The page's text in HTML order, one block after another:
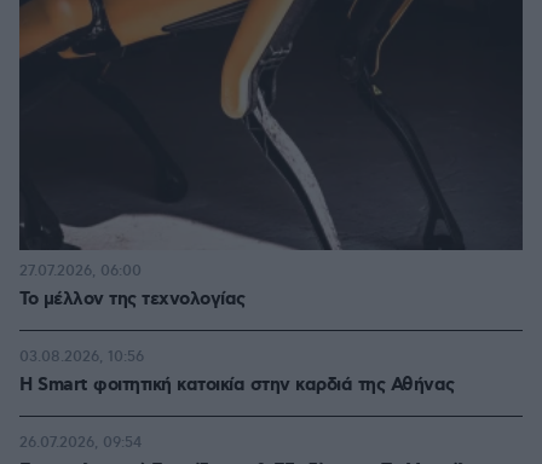
Το μέλλον της τεχνολογίας
27.07.2026, 06:00
Η Smart φοιτητική κατοικία στην καρδιά της Αθήνας
03.08.2026, 10:56
26.07.2026, 09:54